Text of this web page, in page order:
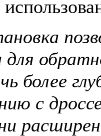
для
более
с